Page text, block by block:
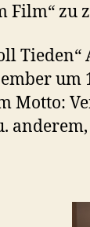
Film“ zu
Motto: